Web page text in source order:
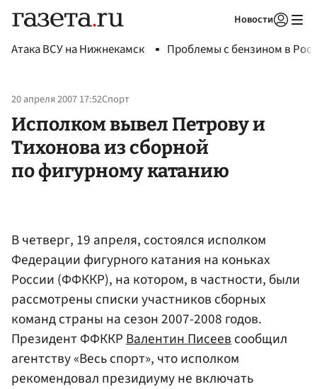
Новости
Атака ВСУ на Нижнекамск Проблемы с бензином в
20 апреля 2007 17:52Спорт
Исполком вывел Петрову и
Тихонова из сборной
по фигурному катанию
В четверг, 19 апреля, состоялся исполком
Федерации фигурного катания на коньках
России (ФФККР), на котором, в частности, были
рассмотрены списки участников сборных
команд страны на сезон 2007-2008 годов.
Президент ФФККРВалентин Писеевсообщил
агентству «Весь спорт», что исполком
рекомендовал президиуму не включать